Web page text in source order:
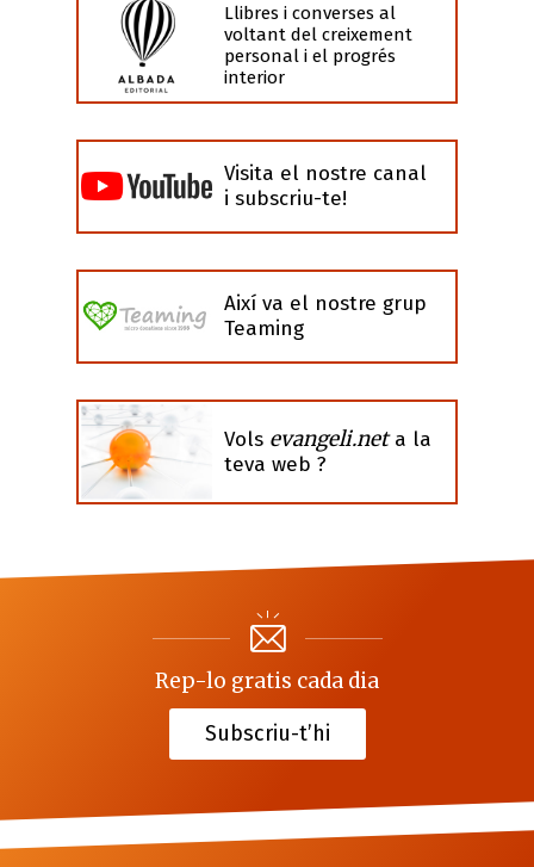
Llibres i converses al
voltant del creixement
personal i el progrés
interior
Visita el nostre canal
i subscriu-te!
Així va el nostre grup
Teaming
Vols evangeli.neta la
teva web ?
Rep-lo gratis cada dia
Subscriu-t’hi